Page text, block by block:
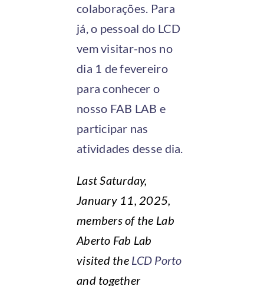
colaborações. Para
já, o pessoal do LCD
vem visitar-nos no
dia 1 de fevereiro
para conhecer o
nosso FAB LAB e
participar nas
atividades desse dia.
Last Saturday,
January 11, 2025,
members of the Lab
Aberto Fab Lab
visited the LCD Porto
and together